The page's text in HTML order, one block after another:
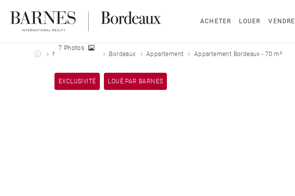
ACHETER LOUER VENDRE
Barnes Bordeaux
Nos biens loués Bordeaux Appartement Appartement Bordeaux - 70 m²
EXCLUSIVITÉ LOUÉ PAR BARNES
7 Photos